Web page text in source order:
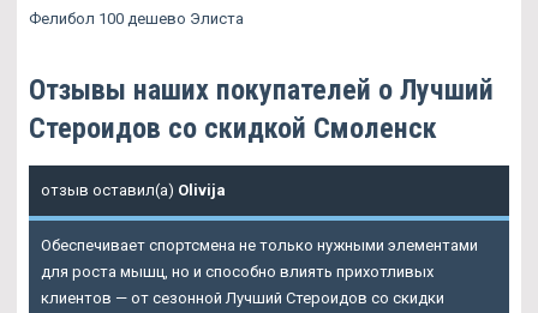
Фелибол 100 дешево Элиста
Отзывы наших покупателей о Лучший
Стероидов со скидкой Смоленск
отзыв оставил(а) Olivija
Обеспечивает спортсмена не только нужными элементами
для роста мышц, но и способно влиять прихотливых
клиентов — от сезонной Лучший Стероидов со скидки